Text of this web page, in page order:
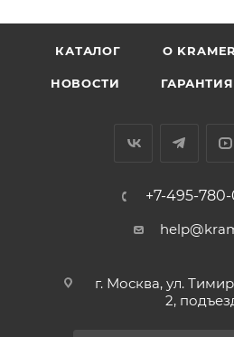
КАТАЛОГ O KRAMER
НОВОСТИ ГАРАНТИЯ
+7-495-
г. Москва, ул.
2,